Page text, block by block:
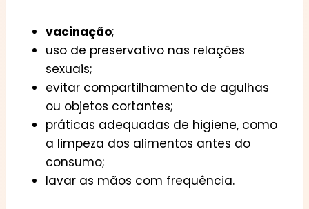
vacinação;
uso de preservativo nas relações
sexuais;
evitar compartilhamento de agulhas
ou objetos cortantes;
práticas adequadas de higiene, como
a limpeza dos alimentos antes do
consumo;
lavar as mãos com frequência.